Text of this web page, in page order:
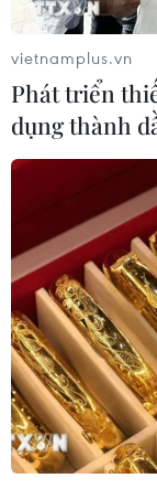
vietnamplus.vn
Phát triển
dụng thành